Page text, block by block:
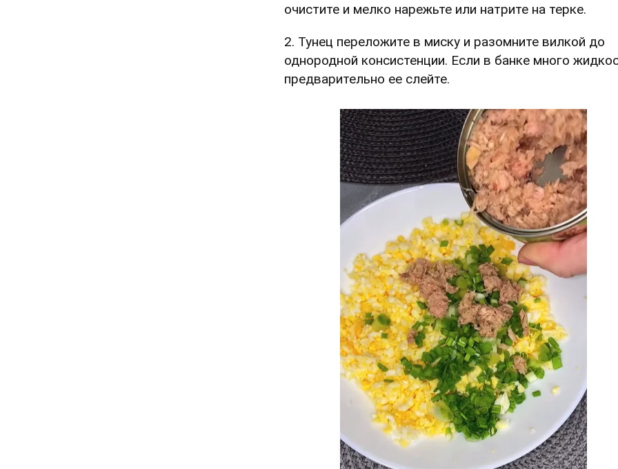
очистите и мелко нарежьте или натрите на терке.
2. Тунец переложите в миску и разомните вилкой до
однородной консистенции. Если в банке много
предварительно ее слейте.